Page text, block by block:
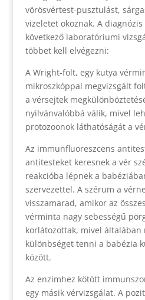
vörösvértest-pusztulást,
vizeletet okoznak. A
következő laboratóriumi
többet kell elvégezni:
A Wright-folt, egy kutya
mikroszkóppal megvizsgált
a vérsejtek
nyilvánvalóbbá válik, mivel
protozoonok láthatóságát a
Az immunfluoreszcens
antitesteket keresnek a vér
reakcióba lépnek a
szervezettel. A szérum a
visszamarad, amikor az
vérminta nagy sebességű
korlátozottak, mivel általában
különbséget tenni a babézia
között.
Az enzimhez kötött
egy másik vérvizsgálat. A